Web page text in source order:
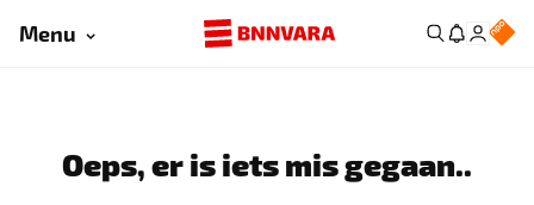
Menu
Oeps, er is iets mis gegaan..